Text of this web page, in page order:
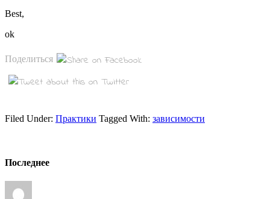
Best,
ok
Поделиться
Filed Under: Практики Tagged With: зависимости
Последнее